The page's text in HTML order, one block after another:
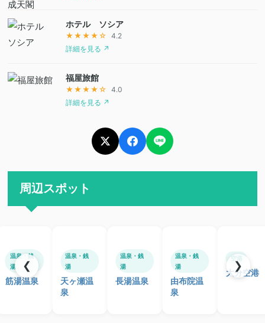
ホテル ソシア
★★★★☆
4.2
詳細を見る ↗
福屋旅館
★★★★☆
4.0
詳細を見る ↗
周辺スポット
温泉・銭
湯
筋湯温泉
温泉・銭
湯
天ヶ瀬温
泉
温泉・銭
湯
長湯温泉
温泉・銭
湯
由布院温
泉
空港
大分空港
❮ ❯